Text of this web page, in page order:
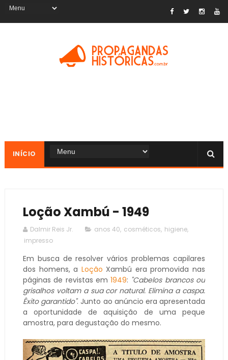
INÍCIO
Loção Xambú - 1949
Dalmir Reis Jr. anos 40, cosméticos, higiene,
impresso
Em busca de resolver vários problemas capilares
dos homens, a Loção Xambú era promovida nas
páginas de revistas em1949: "Cabelos brancos ou
grisalhos voltam a sua cor natural. Elimina a caspa.
Êxito garantido". Junto ao anúncio era apresentada
a oportunidade de aquisição de uma peque
amostra, para degustação do mesmo.